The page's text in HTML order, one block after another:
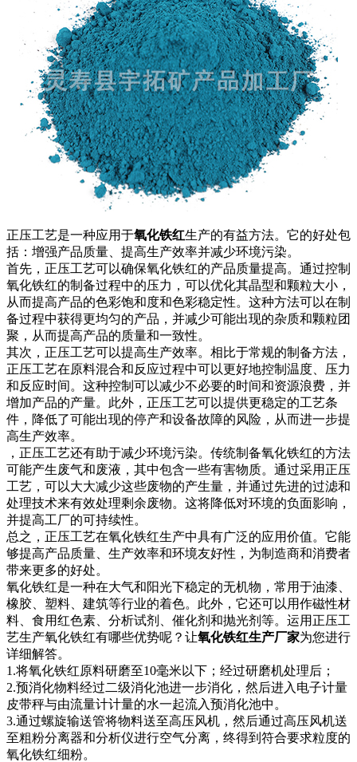
正压工艺是一种应用于氧化铁红生产的有益方法。它的好处包
括：增强产品质量、提高生产效率并减少环境污染。
首先，正压工艺可以确保氧化铁红的产品质量提高。通过控制
氧化铁红的制备过程中的压力，可以优化其晶型和颗粒大小，
从而提高产品的色彩饱和度和色彩稳定性。这种方法可以在制
备过程中获得更均匀的产品，并减少可能出现的杂质和颗粒团
聚，从而提高产品的质量和一致性。
其次，正压工艺可以提高生产效率。相比于常规的制备方法，
正压工艺在原料混合和反应过程中可以更好地控制温度、压力
和反应时间。这种控制可以减少不必要的时间和资源浪费，并
增加产品的产量。此外，正压工艺可以提供更稳定的工艺条
件，降低了可能出现的停产和设备故障的风险，从而进一步提
高生产效率。
，正压工艺还有助于减少环境污染。传统制备氧化铁红的方法
可能产生废气和废液，其中包含一些有害物质。通过采用正压
工艺，可以大大减少这些废物的产生量，并通过先进的过滤和
处理技术来有效处理剩余废物。这将降低对环境的负面影响，
并提高工厂的可持续性。
总之，正压工艺在氧化铁红生产中具有广泛的应用价值。它能
够提高产品质量、生产效率和环境友好性，为制造商和消费者
带来更多的好处。
氧化铁红是一种在大气和阳光下稳定的无机物，常用于油漆、
橡胶、塑料、建筑等行业的着色。此外，它还可以用作磁性材
料、食用红色素、分析试剂、催化剂和抛光剂等。运用正压工
艺生产氧化铁红有哪些优势呢？让氧化铁红生产厂家为您进行
详细解答。
1.将氧化铁红原料研磨至10毫米以下；经过研磨机处理后；
2.预消化物料经过二级消化池进一步消化，然后进入电子计量
皮带秤与由流量计计量的水一起流入预消化池中。
3.通过螺旋输送管将物料送至高压风机，然后通过高压风机送
至粗粉分离器和分析仪进行空气分离，终得到符合要求粒度的
氧化铁红细粉。